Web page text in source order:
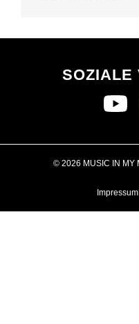
SOZIALE
© 2026 MUSIC IN MY
Impressum